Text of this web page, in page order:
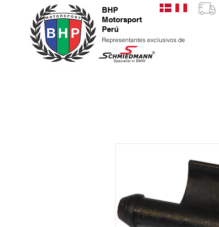
BHP
Motorsport
Perú
Representantes exclusivos de